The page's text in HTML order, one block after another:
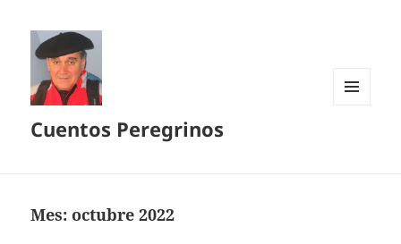
Cuentos Peregrinos
Mes:octubre 2022